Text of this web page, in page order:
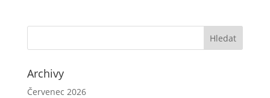
Archivy
Červenec 2026